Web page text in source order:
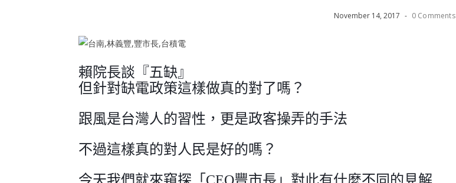
November 14, 2017 - 0 Comments
賴院長談『五缺』
但針對缺電政策這樣做真的對了嗎？
跟風是台灣人的習性，更是政客操弄的手法
不過這樣真的對人民是好的嗎？